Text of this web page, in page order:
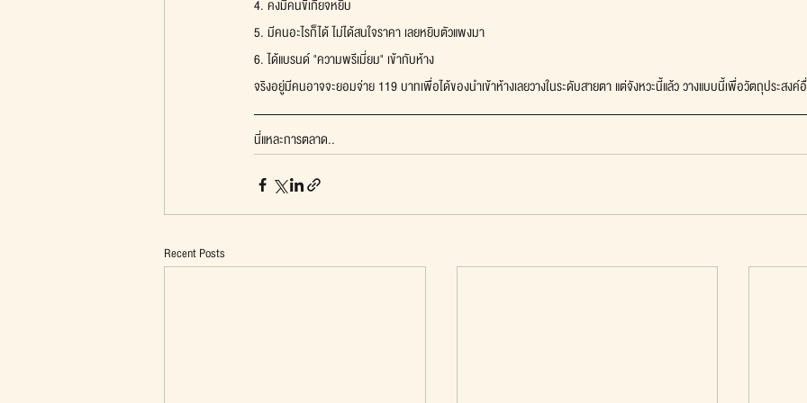
4. คงมีคนขี้เกียจหยิบ
5. มีคนอะไรก็ได้ ไม่ได้สนใจราคา เลยหยิบตัวแพงมา
6. ได้แบรนด์ "ความพรีเมี่ยม" เข้ากับห้าง
จริงอยู่มีคนอาจจะยอมจ่าย 119 บาทเพื่อได้ของนำเข้าห้างเลยวางในระดับสายตา แต่จังหวะนี้แล้ว วางแบบนี้เพื่อวัตถุประส
นี่แหละการตลาด..
Recent Posts